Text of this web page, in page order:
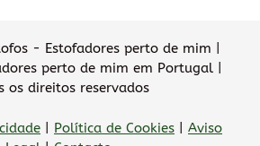
- Estofadores perto de mim |
perto de mim em Portugal |
os direitos reservados
Política de Cookies
Aviso